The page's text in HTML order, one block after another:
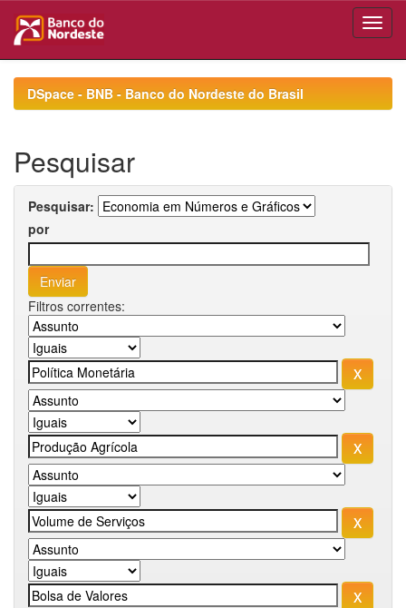
navigationDSpace - BNB - Banco do Nordeste do Brasil
Pesquisar
Pesquisar:
por
Filtros correntes: